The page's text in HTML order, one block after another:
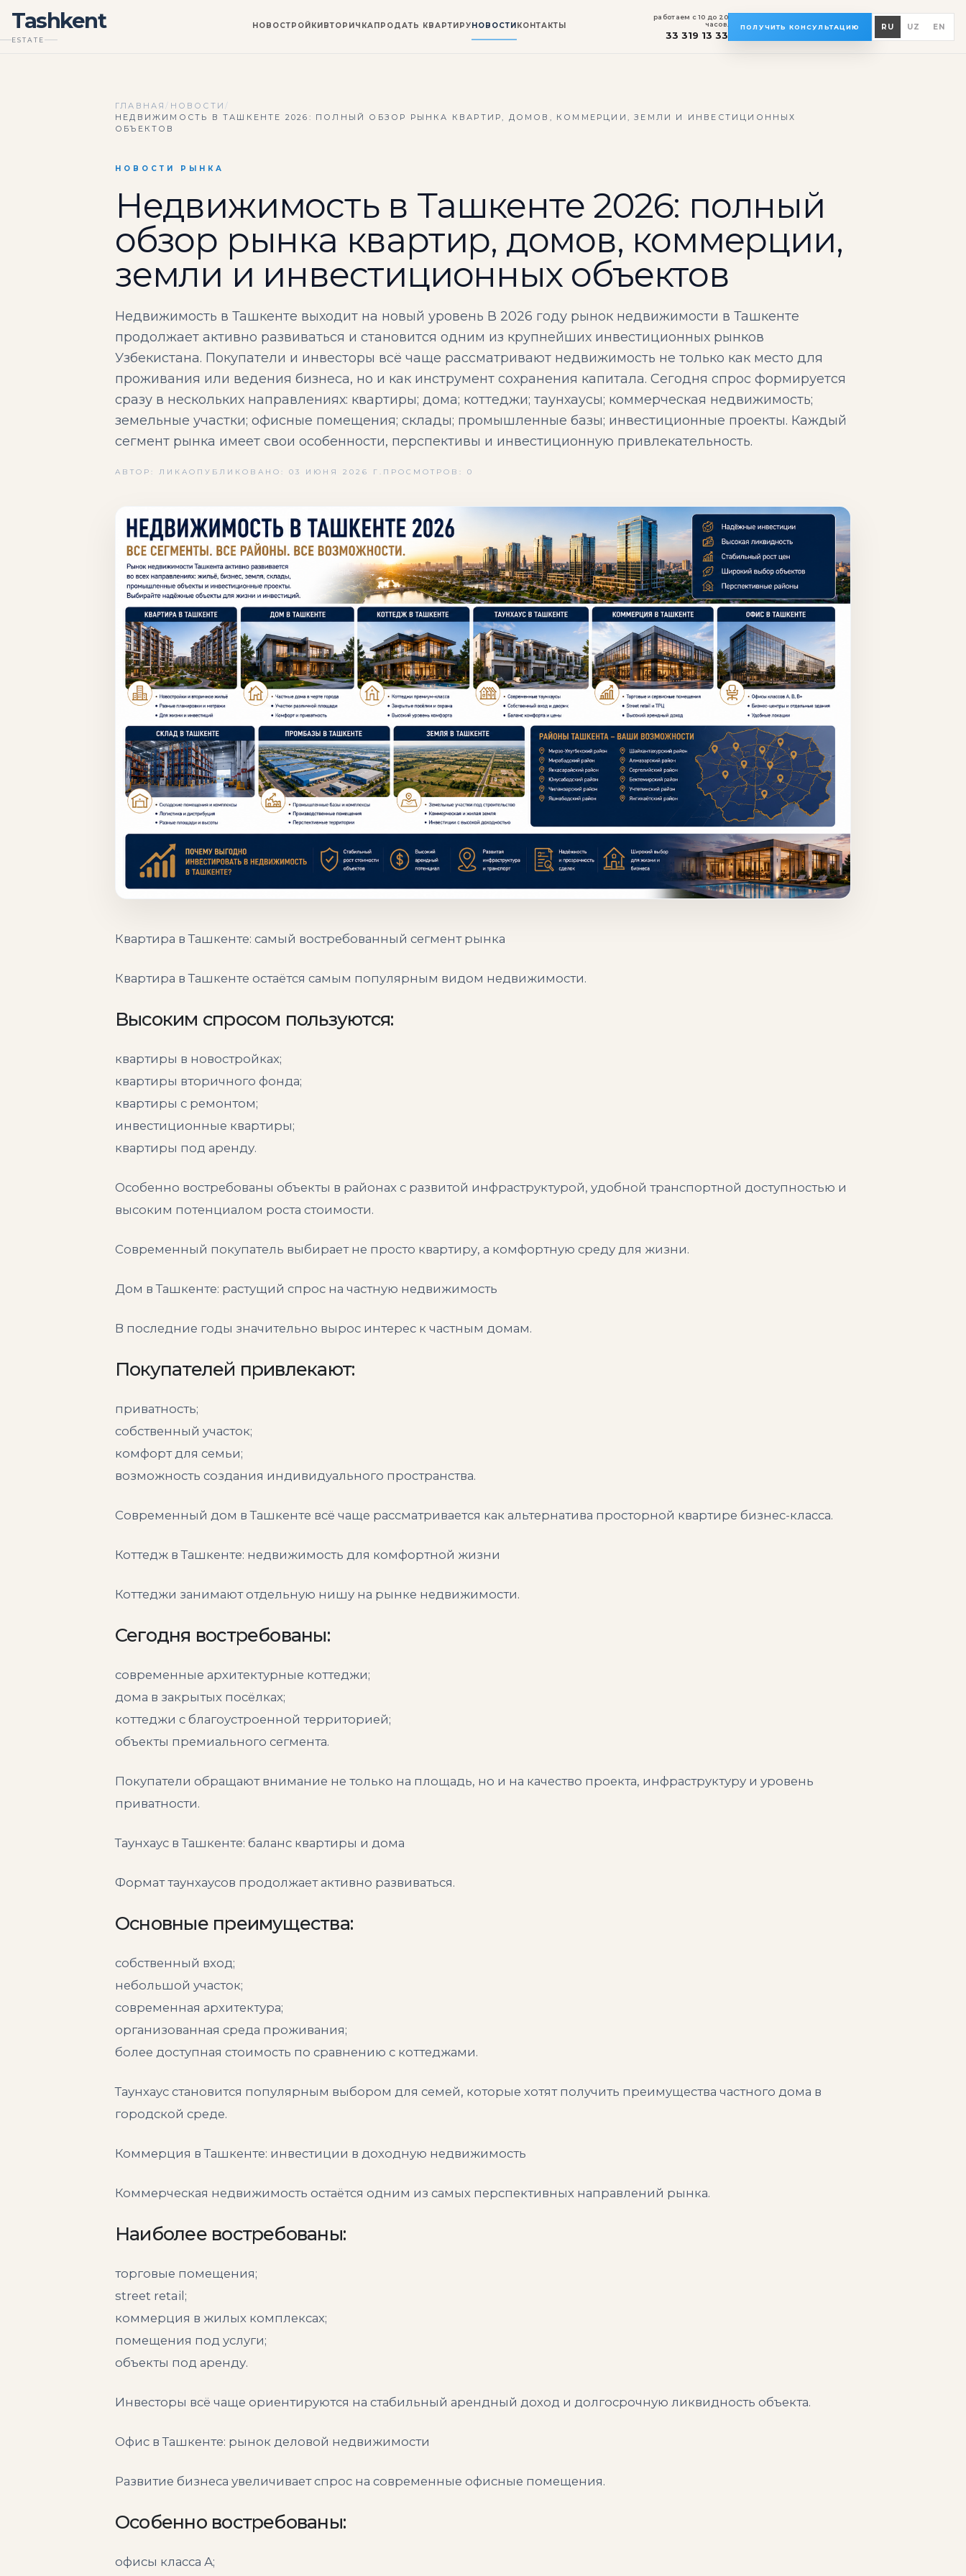
Tashkent
ESTATE
НОВОСТРОЙКИВТОРИЧКАПРОДАТЬ КВАРТИРУНОВОСТИКОНТАКТЫ
работаем с 10 до 20
часов.
33 319 13 33
ПОЛУЧИТЬ КОНСУЛЬТАЦИЮ RU UZ EN
ГЛАВНАЯ/ НОВОСТИ/
НЕДВИЖИМОСТЬ В ТАШКЕНТЕ 2026: ПОЛНЫЙ ОБЗОР РЫНКА КВАРТИР, ДОМОВ, КОММЕРЦИИ, ЗЕМЛИ И ИНВЕСТИЦИОННЫХ
ОБЪЕКТОВ
НОВОСТИ РЫНКА
Недвижимость в Ташкенте 2026: полный
обзор рынка квартир, домов, коммерции,
земли и инвестиционных объектов
Недвижимость в Ташкенте выходит на новый уровень В 2026 году рынок недвижимости в Ташкенте
продолжает активно развиваться и становится одним из крупнейших инвестиционных рынков
Узбекистана. Покупатели и инвесторы всё чаще рассматривают недвижимость не только как место для
проживания или ведения бизнеса, но и как инструмент сохранения капитала. Сегодня спрос формируется
сразу в нескольких направлениях: квартиры; дома; коттеджи; таунхаусы; коммерческая недвижимость;
земельные участки; офисные помещения; склады; промышленные базы; инвестиционные проекты. Каждый
сегмент рынка имеет свои особенности, перспективы и инвестиционную привлекательность.
АВТОР: ЛИКА ОПУБЛИКОВАНО: 03 ИЮНЯ 2026 Г. ПРОСМОТРОВ: 0
Квартира в Ташкенте: самый востребованный сегмент рынка
Квартира в Ташкенте остаётся самым популярным видом недвижимости.
Высоким спросом пользуются:
квартиры в новостройках;
квартиры вторичного фонда;
квартиры с ремонтом;
инвестиционные квартиры;
квартиры под аренду.
Особенно востребованы объекты в районах с развитой инфраструктурой, удобной транспортной доступностью и
высоким потенциалом роста стоимости.
Современный покупатель выбирает не просто квартиру, а комфортную среду для жизни.
Дом в Ташкенте: растущий спрос на частную недвижимость
В последние годы значительно вырос интерес к частным домам.
Покупателей привлекают:
приватность;
собственный участок;
комфорт для семьи;
возможность создания индивидуального пространства.
Современный дом в Ташкенте всё чаще рассматривается как альтернатива просторной квартире бизнес-класса.
Коттедж в Ташкенте: недвижимость для комфортной жизни
Коттеджи занимают отдельную нишу на рынке недвижимости.
Сегодня востребованы:
современные архитектурные коттеджи;
дома в закрытых посёлках;
коттеджи с благоустроенной территорией;
объекты премиального сегмента.
Покупатели обращают внимание не только на площадь, но и на качество проекта, инфраструктуру и уровень
приватности.
Таунхаус в Ташкенте: баланс квартиры и дома
Формат таунхаусов продолжает активно развиваться.
Основные преимущества:
собственный вход;
небольшой участок;
современная архитектура;
организованная среда проживания;
более доступная стоимость по сравнению с коттеджами.
Таунхаус становится популярным выбором для семей, которые хотят получить преимущества частного дома в
городской среде.
Коммерция в Ташкенте: инвестиции в доходную недвижимость
Коммерческая недвижимость остаётся одним из самых перспективных направлений рынка.
Наиболее востребованы:
торговые помещения;
street retail;
коммерция в жилых комплексах;
помещения под услуги;
объекты под аренду.
Инвесторы всё чаще ориентируются на стабильный арендный доход и долгосрочную ликвидность объекта.
Офис в Ташкенте: рынок деловой недвижимости
Развитие бизнеса увеличивает спрос на современные офисные помещения.
Особенно востребованы:
офисы класса А;